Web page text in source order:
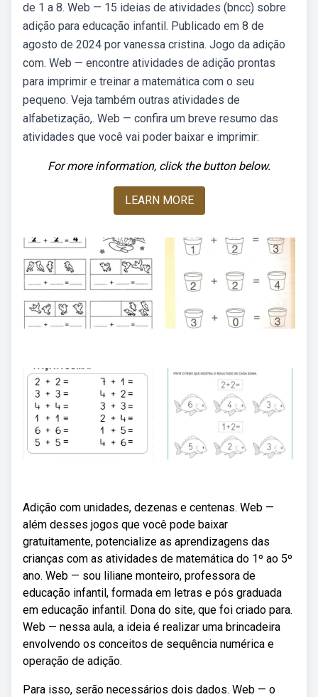
de 1 a 8. Web — 15 ideias de atividades (bncc) sobre
adição para educação infantil. Publicado em 8 de
agosto de 2024 por vanessa cristina. Jogo da adição
com. Web — encontre atividades de adição prontas
para imprimir e treinar a matemática com o seu
pequeno. Veja também outras atividades de
alfabetização,. Web — confira um breve resumo das
atividades que você vai poder baixar e imprimir:
For more information, click the button below.
LEARN MORE
Adição com unidades, dezenas e centenas. Web —
além desses jogos que você pode baixar
gratuitamente, potencialize as aprendizagens das
crianças com as atividades de matemática do 1º ao 5º
ano. Web — sou liliane monteiro, professora de
educação infantil, formada em letras e pós graduada
em educação infantil. Dona do site, que foi criado para.
Web — nessa aula, a ideia é realizar uma brincadeira
envolvendo os conceitos de sequência numérica e
operação de adição.
Para isso, serão necessários dois dados. Web — o